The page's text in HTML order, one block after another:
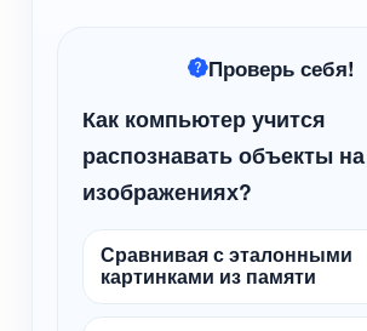
Проверь себя!
Как компьютер учится
распознавать объекты на
изображениях?
Сравнивая с эталонными
картинками из памяти